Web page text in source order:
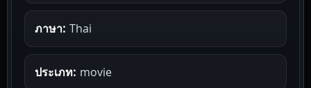
ภาษา: Thai
ประเภท: movie